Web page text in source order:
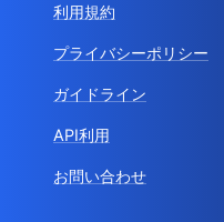
利用規約
プライバシーポリシー
ガイドライン
API利用
お問い合わせ